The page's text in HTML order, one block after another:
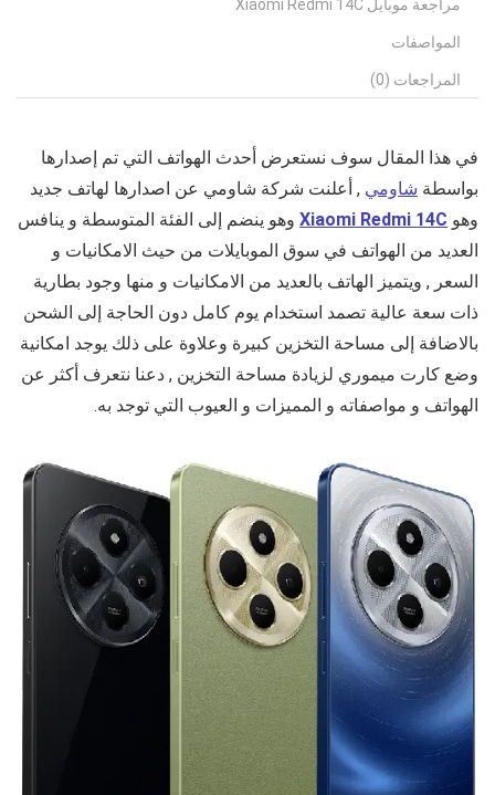
مراجعة موبايل Xiaomi Redmi 14C
المواصفات
المراجعات (0)
في هذا المقال سوف نستعرض أحدث الهواتف التي تم إصدارها
بواسطة شاومي , أعلنت شركة شاومي عن اصدارها لهاتف جديد
وهو Xiaomi Redmi 14C وهو ينضم إلى الفئة المتوسطة و ينافس
العديد من الهواتف في سوق الموبايلات من حيث الامكانيات و
السعر , ويتميز الهاتف بالعديد من الامكانيات و منها وجود بطارية
ذات سعة عالية تصمد استخدام يوم كامل دون الحاجة إلى الشحن
بالاضافة إلى مساحة التخزين كبيرة وعلاوة على ذلك يوجد امكانية
وضع كارت ميموري لزيادة مساحة التخزين , دعنا نتعرف أكثر عن
الهواتف و مواصفاته و المميزات و العيوب التي توجد به.